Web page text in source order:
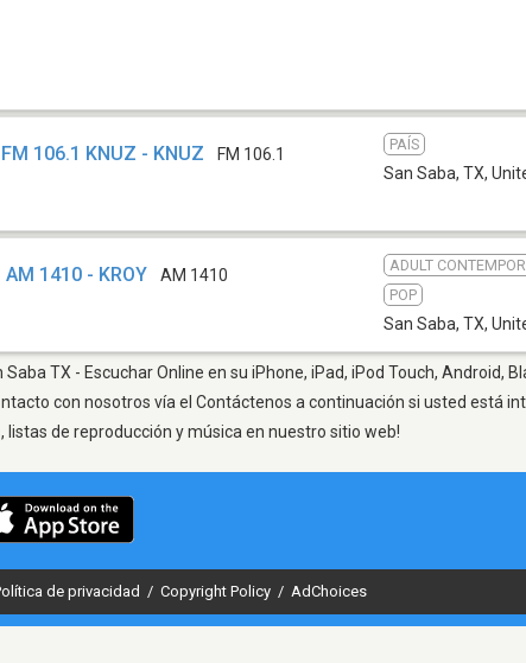
106.1 KNUZ - KNUZ FM 106.1
PAÍS
San Saba, TX,
1410 - KROY AM 1410
ADULT
POP
San Saba, TX,
Saba TX - Escuchar Online en su iPhone, iPad, iPod Touch, Android,
con nosotros vía el Contáctenos a continuación si usted está
listas de reproducción y música en nuestro sitio web!
de privacidad / Copyright Policy / AdChoices